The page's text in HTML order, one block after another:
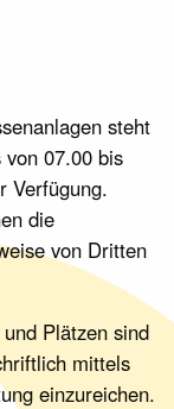
steht
07.00 bis
Verfügung.
die
von Dritten
Plätzen sind
mittels
einzureichen.